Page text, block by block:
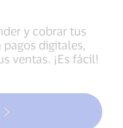
y cobrar tus
digitales,
ventas. ¡Es fácil!